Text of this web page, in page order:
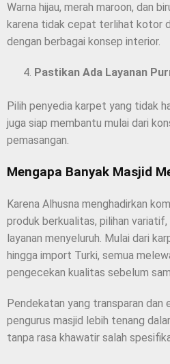
Warna hijau, merah maroon, dan
karena tidak cepat terlihat kotor
dengan berbagai konsep interior.
Pastikan Ada Layanan
Pilih penyedia karpet yang tidak
juga siap membantu mulai dari
pemasangan.
Mengapa Banyak Masjid
Karena Alhusna menghadirkan
produk berkualitas, pilihan
layanan menyeluruh. Mulai dari
hingga import Turki, semua
pengecekan kualitas sebelum
Pendekatan yang transparan dan
pengurus masjid lebih tenang
tanpa rasa khawatir salah